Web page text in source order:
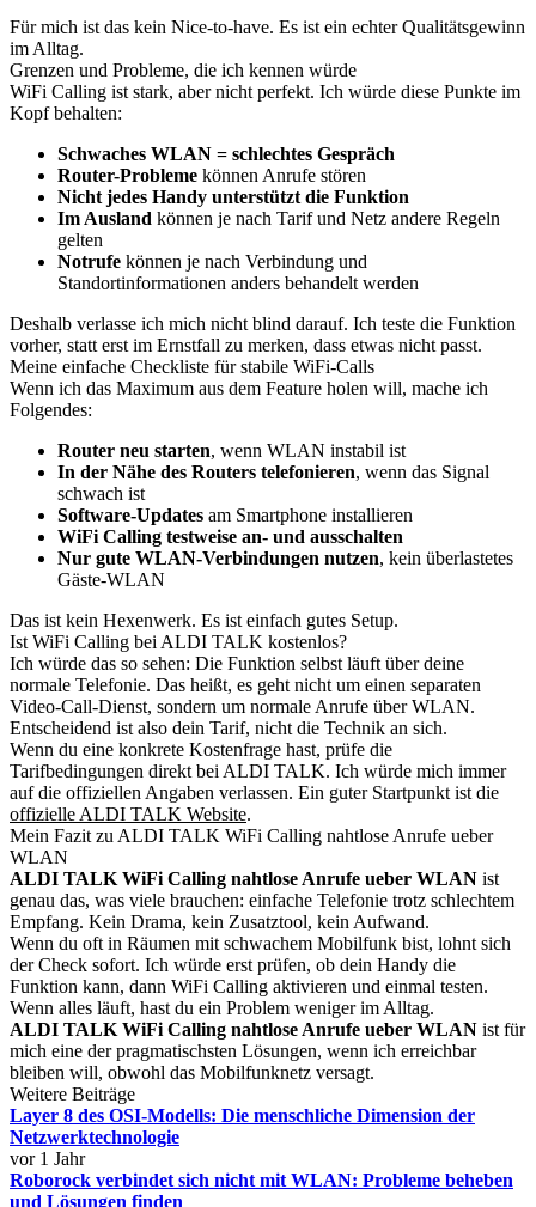
Für mich ist das kein Nice-to-have. Es ist ein echter Qualitätsgewinn
im Alltag.
Grenzen und Probleme, die ich kennen würde
WiFi Calling ist stark, aber nicht perfekt. Ich würde diese Punkte im
Kopf behalten:
Schwaches WLAN = schlechtes Gespräch
Router-Probleme können Anrufe stören
Nicht jedes Handy unterstützt die Funktion
Im Ausland können je nach Tarif und Netz andere Regeln
gelten
Notrufe können je nach Verbindung und
Standortinformationen anders behandelt werden
Deshalb verlasse ich mich nicht blind darauf. Ich teste die Funktion
vorher, statt erst im Ernstfall zu merken, dass etwas nicht passt.
Meine einfache Checkliste für stabile WiFi-Calls
Wenn ich das Maximum aus dem Feature holen will, mache ich
Folgendes:
Router neu starten, wenn WLAN instabil ist
In der Nähe des Routers telefonieren, wenn das Signal
schwach ist
Software-Updates am Smartphone installieren
WiFi Calling testweise an- und ausschalten
Nur gute WLAN-Verbindungen nutzen, kein überlastetes
Gäste-WLAN
Das ist kein Hexenwerk. Es ist einfach gutes Setup.
Ist WiFi Calling bei ALDI TALK kostenlos?
Ich würde das so sehen: Die Funktion selbst läuft über deine
normale Telefonie. Das heißt, es geht nicht um einen separaten
Video-Call-Dienst, sondern um normale Anrufe über WLAN.
Entscheidend ist also dein Tarif, nicht die Technik an sich.
Wenn du eine konkrete Kostenfrage hast, prüfe die
Tarifbedingungen direkt bei ALDI TALK. Ich würde mich immer
auf die offiziellen Angaben verlassen. Ein guter Startpunkt ist die
offizielle ALDI TALK Website.
Mein Fazit zu ALDI TALK WiFi Calling nahtlose Anrufe ueber
WLAN
ALDI TALK WiFi Calling nahtlose Anrufe ueber WLAN ist
genau das, was viele brauchen: einfache Telefonie trotz schlechtem
Empfang. Kein Drama, kein Zusatztool, kein Aufwand.
Wenn du oft in Räumen mit schwachem Mobilfunk bist, lohnt sich
der Check sofort. Ich würde erst prüfen, ob dein Handy die
Funktion kann, dann WiFi Calling aktivieren und einmal testen.
Wenn alles läuft, hast du ein Problem weniger im Alltag.
ALDI TALK WiFi Calling nahtlose Anrufe ueber WLAN ist für
mich eine der pragmatischsten Lösungen, wenn ich erreichbar
bleiben will, obwohl das Mobilfunknetz versagt.
Weitere Beiträge
Layer 8 des OSI-Modells: Die menschliche Dimension der
Netzwerktechnologie
vor 1 Jahr
Roborock verbindet sich nicht mit WLAN: Probleme beheben
und Lösungen finden